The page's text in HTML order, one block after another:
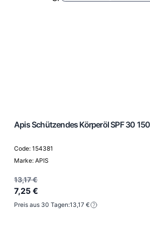
Apis Schützendes Körperöl SPF 30
Code: 154381
Marke: APIS
13,17 €
7,25 €
Preis aus 30 Tagen:13,17 €